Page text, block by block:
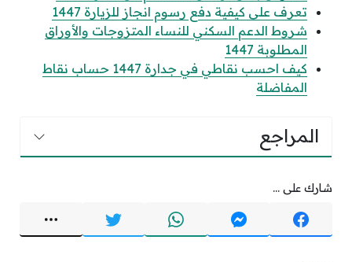
تعرف على كيفية دفع رسوم انجاز للزيارة 1447
شروط الدعم السكني للنساء المتزوجات والأوراق
المطلوبة 1447
كيف احسب نقاطي في جدارة 1447 حساب نقاط
المفاضلة
المراجع
شارك على ...